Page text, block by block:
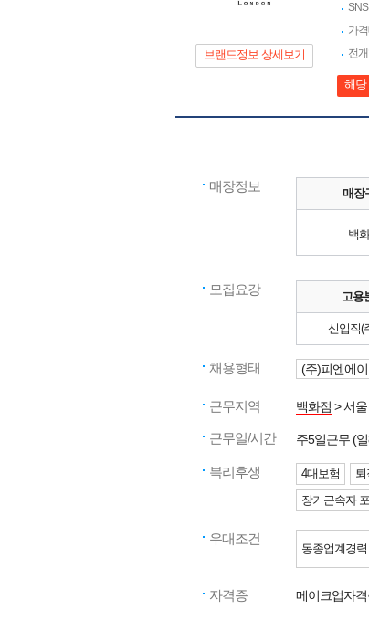
브랜드정보 상세보기
SNS
가
전
해당
매장정보 매장
백
모집요강 고용
신입직(
채용형태 (주)피엔에
근무지역 백화점 > 서울
근무일/시간 주5일근무 (
복리후생 4대보험 퇴
장기근속자
우대조건
동종업계경력
자격증 메이크업자